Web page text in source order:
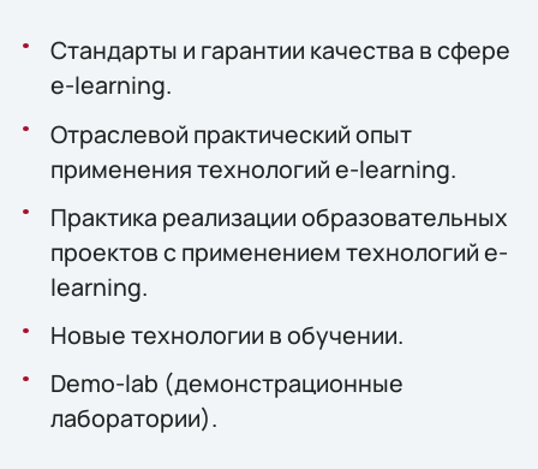
Стандарты и гарантии качества в сфере
e-learning.
Отраслевой практический опыт
применения технологий e-learning.
Практика реализации образовательных
проектов с применением технологий e-
learning.
Новые технологии в обучении.
Demo-lab (демонстрационные
лаборатории).